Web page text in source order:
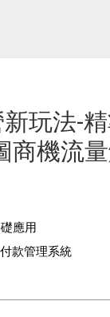
玩法-
商機流
應用
款管理系統